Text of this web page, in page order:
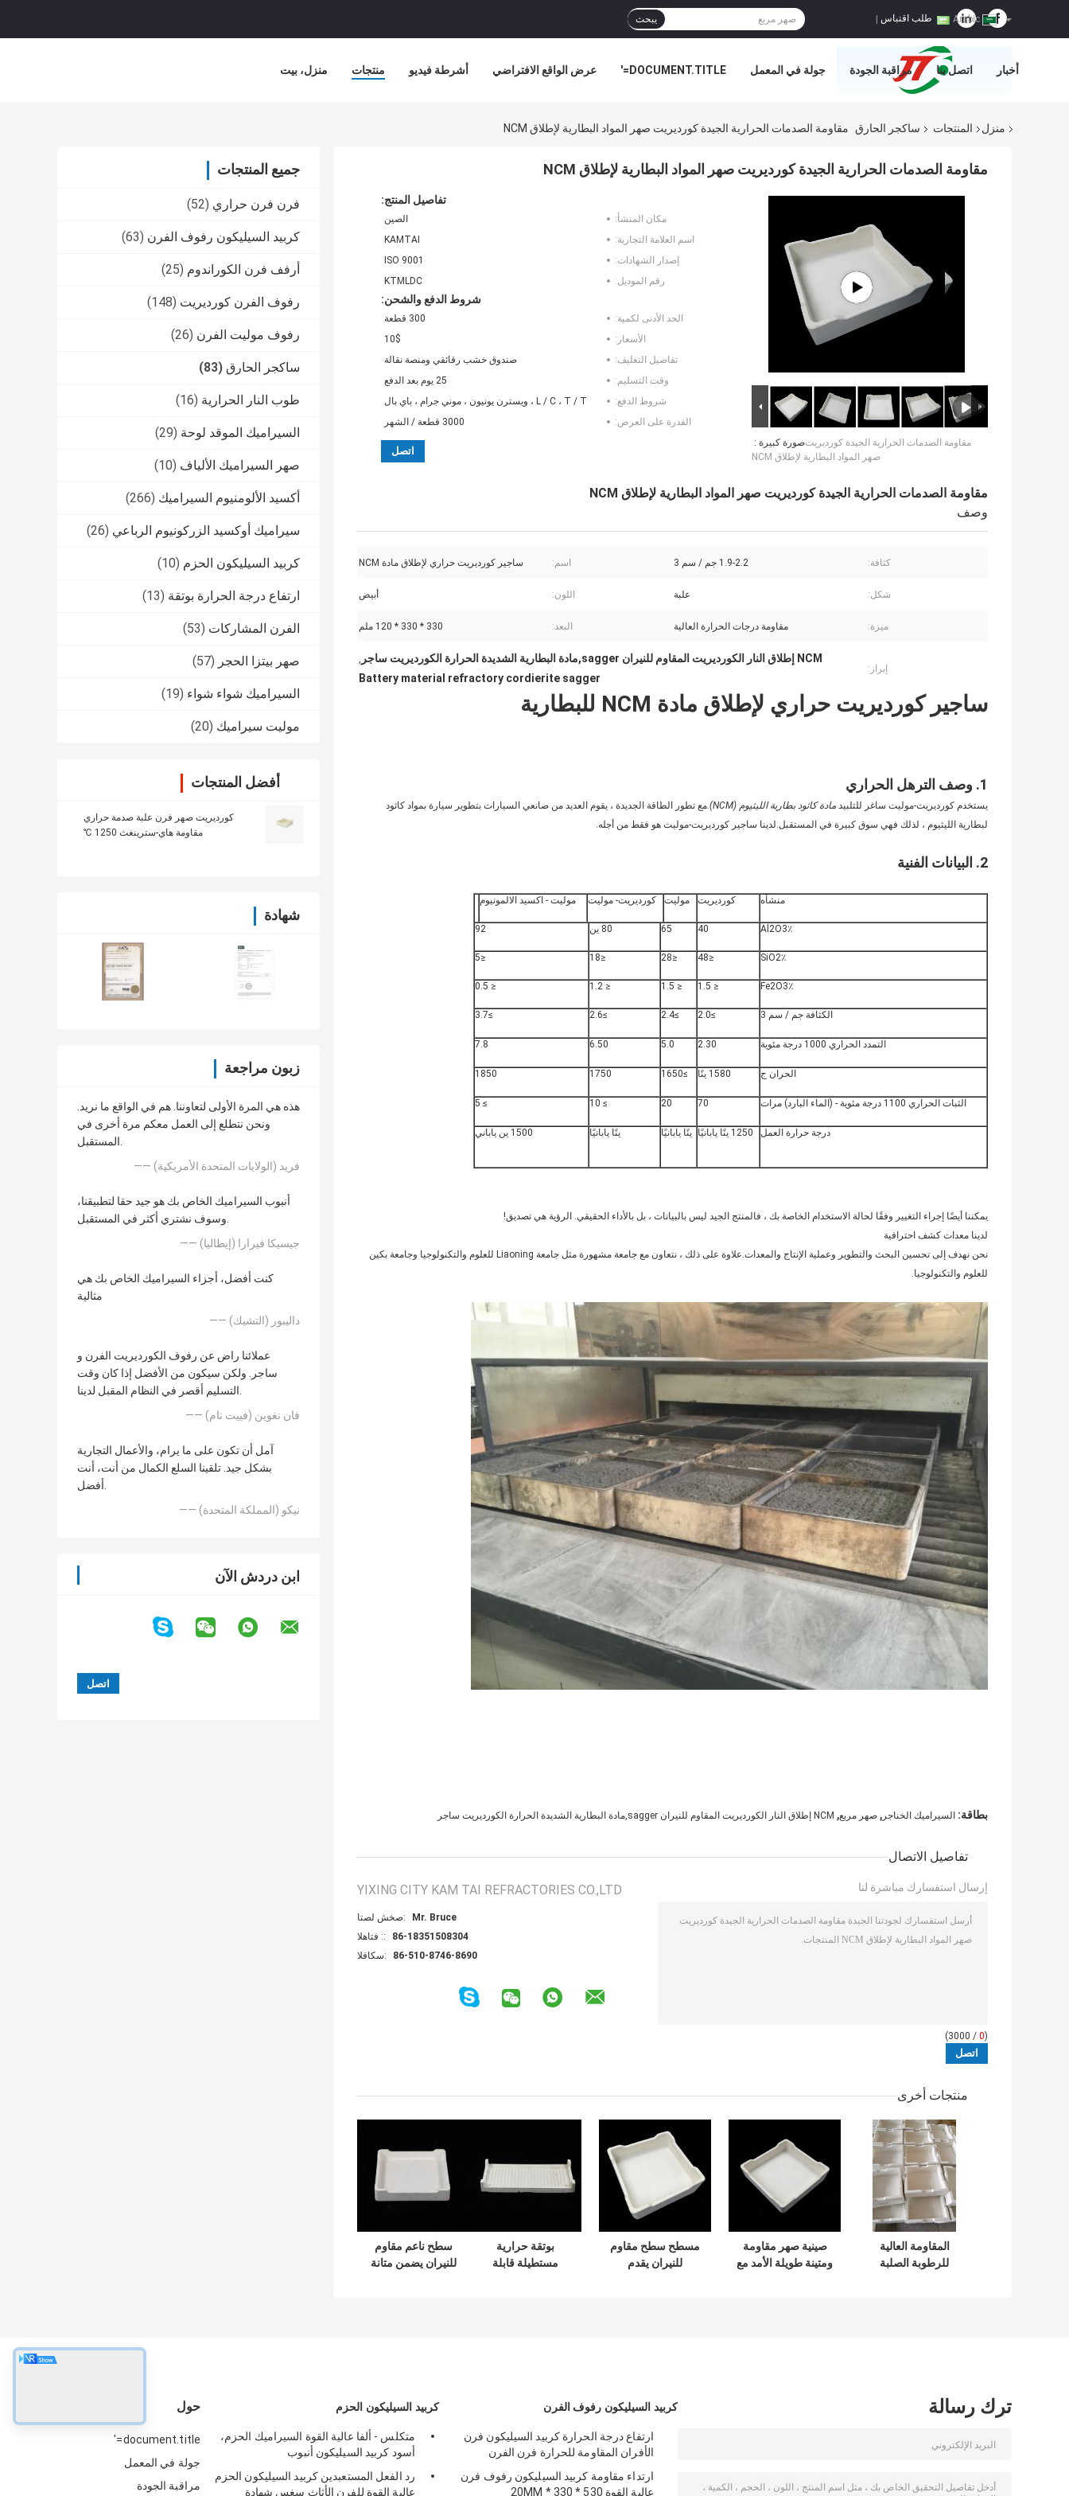
طلب اقتباس يبحث
منزل، بيت منتجات أشرطة فيديو عرض الواقع الافتراضي DOCUMENT.TITLE=' جولة في المعمل مراقبة الجودة اتصل بنا أخبار
منزل
المنتجات ساكجر الحارق مقاومة الصدمات الحرارية الجيدة كورديريت صهر المواد البطارية لإطلاق NCM
جميع المنتجات
فرن فرن حراري (52)
كربيد السيليكون رفوف الفرن (63)
أرفف فرن الكوراندوم (25)
رفوف الفرن كورديريت (148)
رفوف موليت الفرن (26)
ساكجر الحارق (83)
طوب النار الحرارية (16)
السيراميك الموقد لوحة (29)
صهر السيراميك الألياف (10)
أكسيد الألومنيوم السيراميك (266)
سيراميك أوكسيد الزركونيوم الرباعي (26)
كربيد السيليكون الحزم (10)
ارتفاع درجة الحرارة بوتقة (13)
الفرن المشاركات (53)
صهر بيتزا الحجر (57)
السيراميك شواء شواء (19)
موليت سيراميك (20)
أفضل المنتجات
كورديريت صهر فرن علبة صدمة حراري
مقاومة هاي-سترينغث 1250 ℃
شهادة
زبون مراجعة
هذه هي المرة الأولى لتعاوننا. هم في الواقع ما نريد.
ونحن نتطلع إلى العمل معكم مرة أخرى في
المستقبل.
—— فريد (الولايات المتحدة الأمريكية)
أنبوب السيراميك الخاص بك هو جيد حقا لتطبيقنا،
وسوف نشتري أكثر في المستقبل.
—— جيسيكا فيرارا (إيطاليا)
كنت أفضل، أجزاء السيراميك الخاص بك هي
مثالية
—— داليبور (التشيك)
عملائنا راض عن رفوف الكورديريت الفرن و
ساجر. ولكن سيكون من الأفضل إذا كان وقت
التسليم أقصر في النظام المقبل لدينا.
—— فان نغوين (فييت نام)
آمل أن تكون على ما يرام، والأعمال التجارية
بشكل جيد. تلقينا السلع الكمال من أنت، أنت
أفضل.
—— نيكو (المملكة المتحدة)
ابن دردش الآن
مقاومة الصدمات الحرارية الجيدة كورديريت صهر المواد البطارية لإطلاق NCM
صورة كبيرة :مقاومة الصدمات الحرارية الجيدة كورديريت
صهر المواد البطارية لإطلاق NCM
تفاصيل المنتج:
مكان المنشأ:
الصين
اسم العلامة التجارية:
KAMTAI
إصدار الشهادات:
ISO 9001
رقم الموديل:
KTMLDC
شروط الدفع والشحن:
الحد الأدنى لكمية:
300 قطعة
الأسعار:
10$
تفاصيل التغليف:
صندوق خشب رقائقي ومنصة نقالة
وقت التسليم:
25 يوم بعد الدفع
شروط الدفع:
L / C ، T / T ، ويسترن يونيون ، موني جرام ، باي بال
القدرة على العرض:
3000 قطعة / الشهر
اتصل
مقاومة الصدمات الحرارية الجيدة كورديريت صهر المواد البطارية لإطلاق NCM
وصف
كثافة: 1.9-2.2 جم / سم 3 اسم: ساجير كورديريت حراري لإطلاق مادة NCM
شكل: علبة اللون: أبيض
ميزة: مقاومة درجات الحرارة العالية البعد: 330 * 330 * 120 ملم
إبراز:
NCM إطلاق النار الكورديريت المقاوم للنيران sagger,مادة البطارية الشديدة الحرارة الكورديريت ساجر ,
Battery material refractory cordierite sagger
ساجير كورديريت حراري لإطلاق مادة NCM للبطارية
1. وصف الترهل الحراري
يستخدم كورديريت-موليت ساغر للتلبيد مادة كاثود بطارية الليثيوم (NCM).
مع تطور الطاقة الجديدة ، يقوم العديد من صانعي السيارات بتطوير سيارة بمواد كاثود
لبطارية الليثيوم ، لذلك فهي سوق كبيرة في المستقبل.لدينا ساجير كورديريت-موليت هو فقط من أجله.
2. البيانات الفنية
منشأه كورديريت موليت كورديريت- موليت موليت - اكسيد الالمونيوم
Al2O3٪ 40
65 80 ين 92
SiO2٪ ≤48
≤28
≤18
≤5
Fe2O3٪ ≤ 1.5
≤ 1.5
≤ 1.2
≤ 0.5
الكثافة جم / سم 3 ≥2.0
≥2.4
≥2.6
≥3.7
التمدد الحراري 1000 درجة مئوية 2.30
5.0
6.50
7.8
الحران ج 1580 ينًا ≥1650
1750
1850
الثبات الحراري 1100 درجة مئوية - (الماء البارد) مرات 70
20
≥ 10
≥ 5
درجة حرارة العمل 1250 ينًا يابانيًا ينًا يابانيًا ينًا يابانيًا 1500 ين ياباني
يمكننا أيضًا إجراء التغيير وفقًا لحالة الاستخدام الخاصة بك ، فالمنتج الجيد ليس بالبيانات ، بل بالأداء الحقيقي. الرؤية هي تصديق!
لدينا معدات كشف احترافية
نحن نهدف إلى تحسين البحث والتطوير وعملية الإنتاج والمعدات.علاوة على ذلك ، نتعاون مع جامعة مشهورة مثل جامعة Liaoning للعلوم والتكنولوجيا وجامعة بكين
للعلوم والتكنولوجيا.
بطاقة: السيراميك الخناجر , صهر مربع, NCM إطلاق النار الكورديريت المقاوم للنيران sagger,مادة البطارية الشديدة الحرارة الكورديريت ساجر
تفاصيل الاتصال
YIXING CITY KAM TAI REFRACTORIES CO.,LTD
اتصل شخص:
Mr. Bruce
الهاتف ::
86-18351508304
الفاكس:
86-510-8746-8690
إرسال استفسارك مباشرة لنا
(
0
/ 3000)
منتجات أخرى
المقاومة العالية
للرطوبة الصلبة
صينية صهر مقاومة
ومتينة طويلة الأمد مع
مسطح سطح مقاوم
للنيران يقدم
بوتقة حرارية
مستطيلة قابلة
سطح ناعم مقاوم
للنيران يضمن متانة
حول
document.title='
جولة في المعمل
مراقبة الجودة
كربيد السيليكون الحزم
متكلس - ألفا عالية القوة السيراميك الحزم،
أسود كربيد السيليكون أنبوب
رد الفعل المستعبدين كربيد السيليكون الحزم
عالية القوة للفرن الأثاث سغس شهادة
كربيد السيليكون رفوف الفرن
ارتفاع درجة الحرارة كربيد السيليكون فرن
الأفران المقاومة للحرارة فرن الفرن
ارتداء مقاومة كربيد السيليكون رفوف فرن
عالية القوة 530 * 330 * 20MM
ترك رسالة